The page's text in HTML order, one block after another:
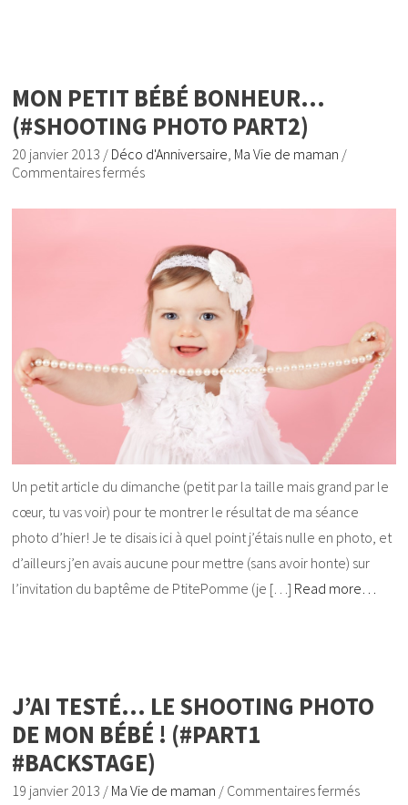
MON PETIT BÉBÉ BONHEUR…
(#SHOOTING PHOTO PART2)
20 janvier 2013 / Déco d'Anniversaire, Ma Vie de maman /
Commentaires fermés
Un petit article du dimanche (petit par la taille mais grand par le
cœur, tu vas voir) pour te montrer le résultat de ma séance
photo d’hier! Je te disais ici à quel point j’étais nulle en photo, et
d’ailleurs j’en avais aucune pour mettre (sans avoir honte) sur
l’invitation du baptême de PtitePomme (je […] Read more…
J’AI TESTÉ… LE SHOOTING PHOTO
DE MON BÉBÉ ! (#PART1
#BACKSTAGE)
19 janvier 2013 / Ma Vie de maman / Commentaires fermés